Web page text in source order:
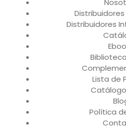
Distribuidores
Lista de
Política